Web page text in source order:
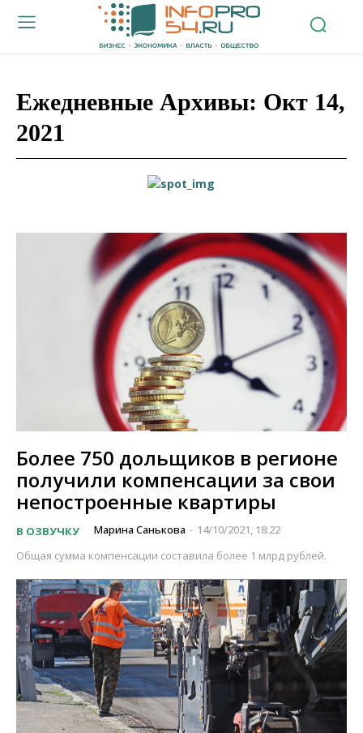
Ежедневные Архивы: Окт 14,
2021
Более 750 дольщиков в регионе
получили компенсации за свои
непостроенные квартиры
В ОЗВУЧКУ Марина Санькова - 14/10/2021, 18:22
Общая сумма компенсации составила более 1 млрд рублей.